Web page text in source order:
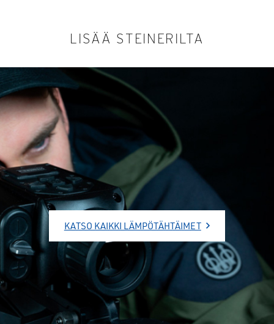
LISÄÄ STEINERILTA
KATSO KAIKKI LÄMPÖTÄHTÄIMET